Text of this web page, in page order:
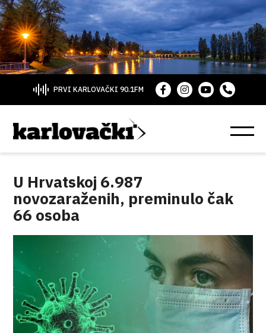
PRVI KARLOVAČKI 90.1FM
U Hrvatskoj 6.987
novozaraženih, preminulo čak
66 osoba